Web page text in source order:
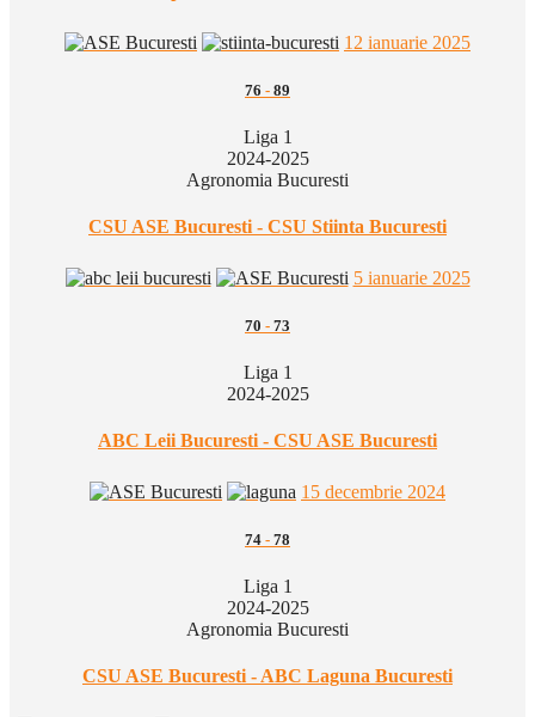
12 ianuarie 2025
76 - 89
Liga 1
2024-2025
Agronomia Bucuresti
CSU ASE Bucuresti - CSU Stiinta Bucuresti
5 ianuarie 2025
70 - 73
Liga 1
2024-2025
ABC Leii Bucuresti - CSU ASE Bucuresti
15 decembrie 2024
74 - 78
Liga 1
2024-2025
Agronomia Bucuresti
CSU ASE Bucuresti - ABC Laguna Bucuresti